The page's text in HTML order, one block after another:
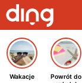
Wakacje
Powrót do